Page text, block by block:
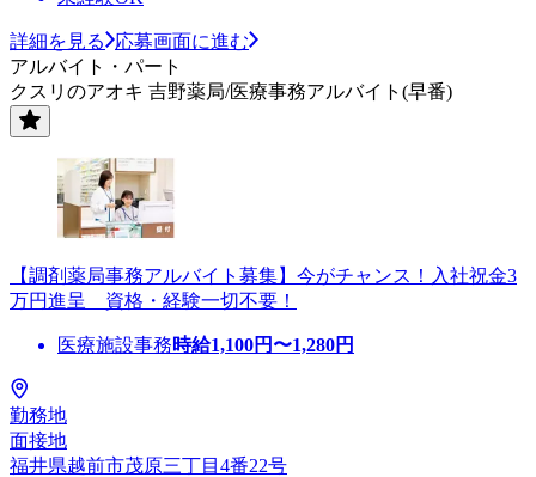
詳細を見る
応募画面に進む
アルバイト・パート
クスリのアオキ 吉野薬局/医療事務アルバイト(早番)
【調剤薬局事務アルバイト募集】今がチャンス！入社祝金3
万円進呈 資格・経験一切不要！
医療施設事務時給1,100円〜1,280円
勤務地
面接地
福井県越前市茂原三丁目4番22号